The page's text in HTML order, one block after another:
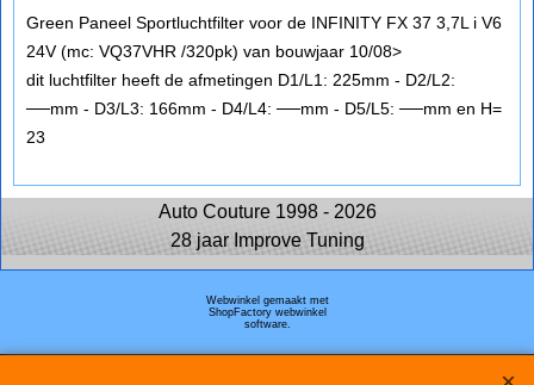
Green Paneel Sportluchtfilter voor de INFINITY FX 37 3,7L i V6
24V (mc: VQ37VHR /320pk) van bouwjaar 10/08>
dit luchtfilter heeft de afmetingen D1/L1: 225mm - D2/L2:
──mm - D3/L3: 166mm - D4/L4: ──mm - D5/L5: ──mm en H=
23
Auto Couture 1998 - 2026
28 jaar Improve Tuning
Webwinkel gemaakt met
ShopFactory webwinkel
software.